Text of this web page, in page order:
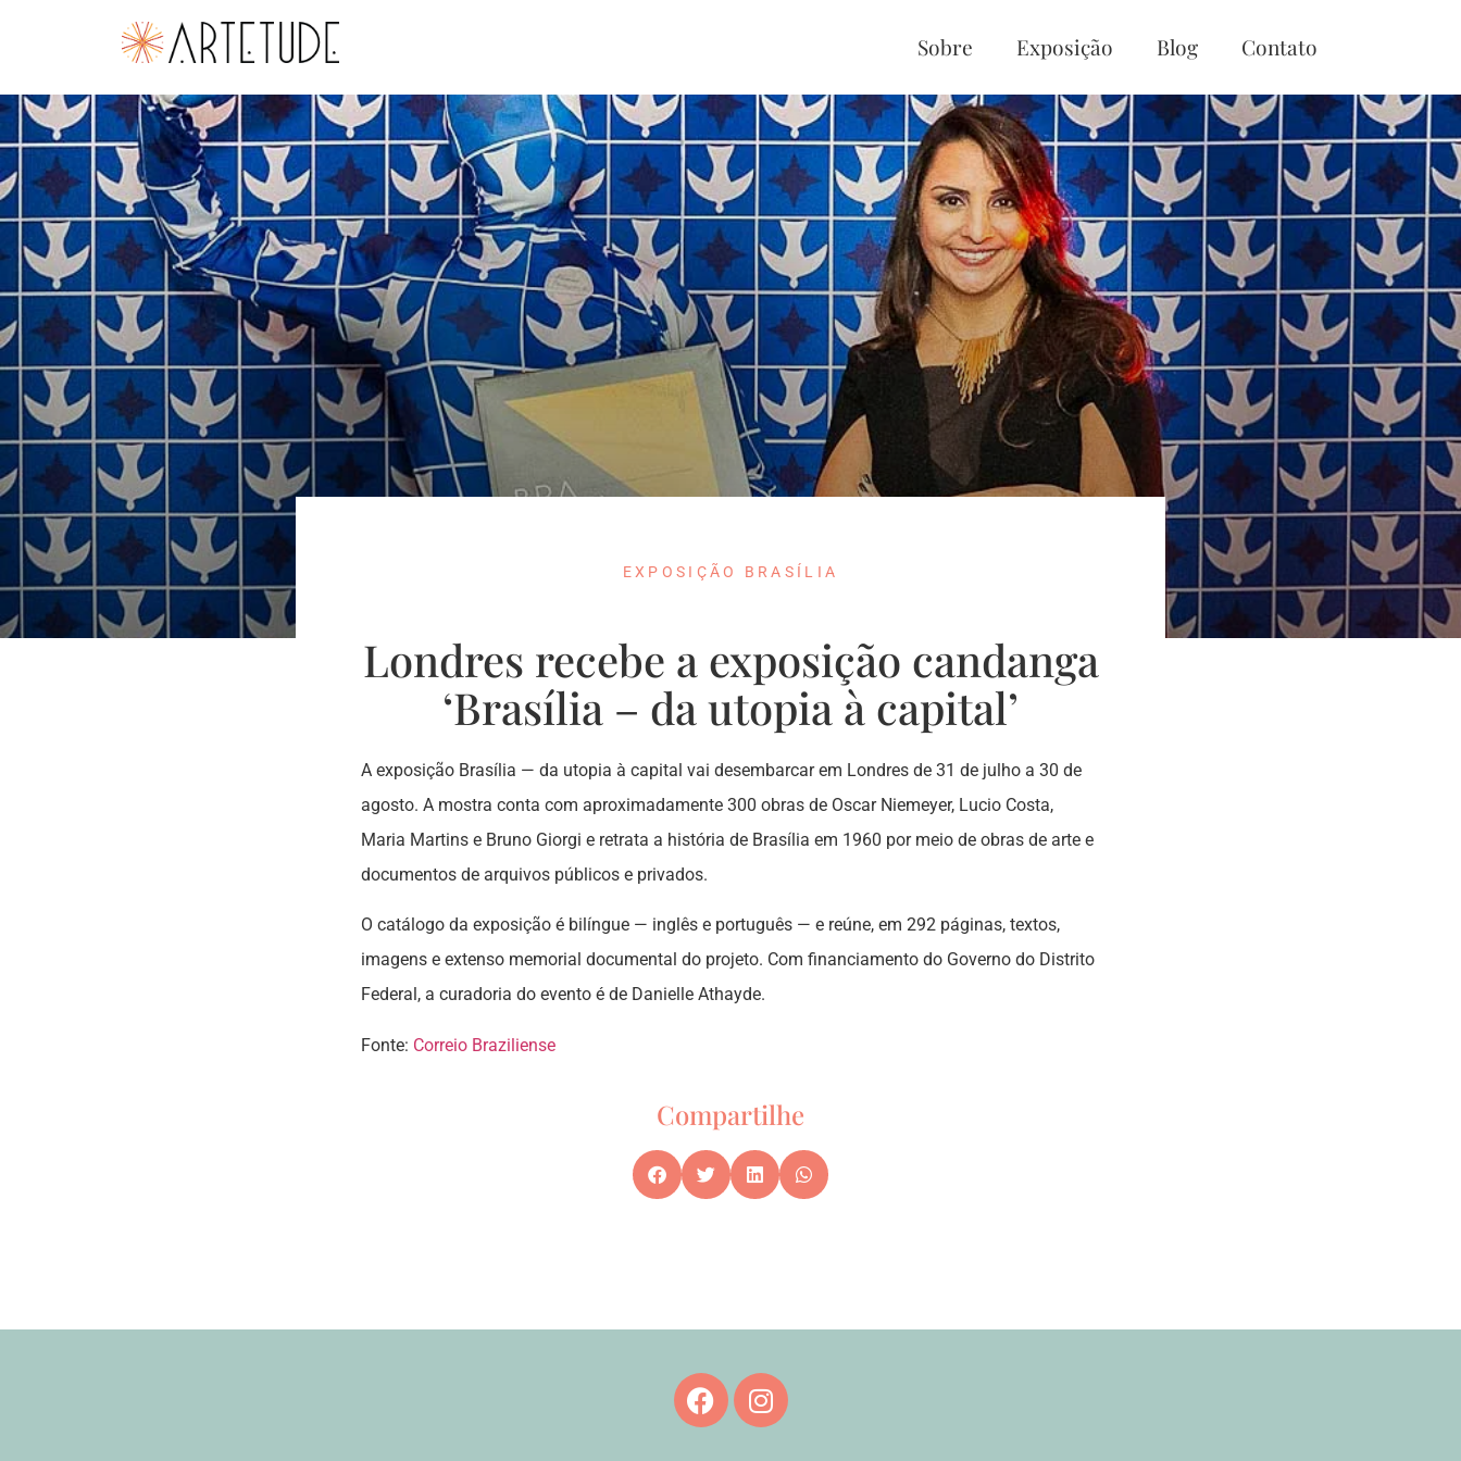
Sobre Exposição Blog Contato
EXPOSIÇÃO BRASÍLIA
Londres recebe a exposição candanga
‘Brasília – da utopia à capital’
A exposição Brasília — da utopia à capital vai desembarcar em Londres de 31 de julho a 30 de
agosto. A mostra conta com aproximadamente 300 obras de Oscar Niemeyer, Lucio Costa,
Maria Martins e Bruno Giorgi e retrata a história de Brasília em 1960 por meio de obras de arte e
documentos de arquivos públicos e privados.
O catálogo da exposição é bilíngue — inglês e português — e reúne, em 292 páginas, textos,
imagens e extenso memorial documental do projeto. Com financiamento do Governo do Distrito
Federal, a curadoria do evento é de Danielle Athayde.
Fonte: Correio Braziliense
Compartilhe